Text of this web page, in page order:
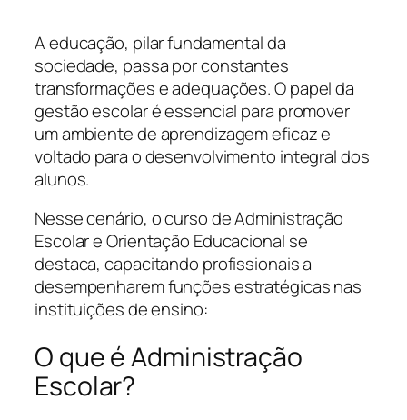
A educação, pilar fundamental da
sociedade, passa por constantes
transformações e adequações. O papel da
gestão escolar é essencial para promover
um ambiente de aprendizagem eficaz e
voltado para o desenvolvimento integral dos
alunos.
Nesse cenário, o curso de Administração
Escolar e Orientação Educacional se
destaca, capacitando profissionais a
desempenharem funções estratégicas nas
instituições de ensino:
O que é Administração
Escolar?